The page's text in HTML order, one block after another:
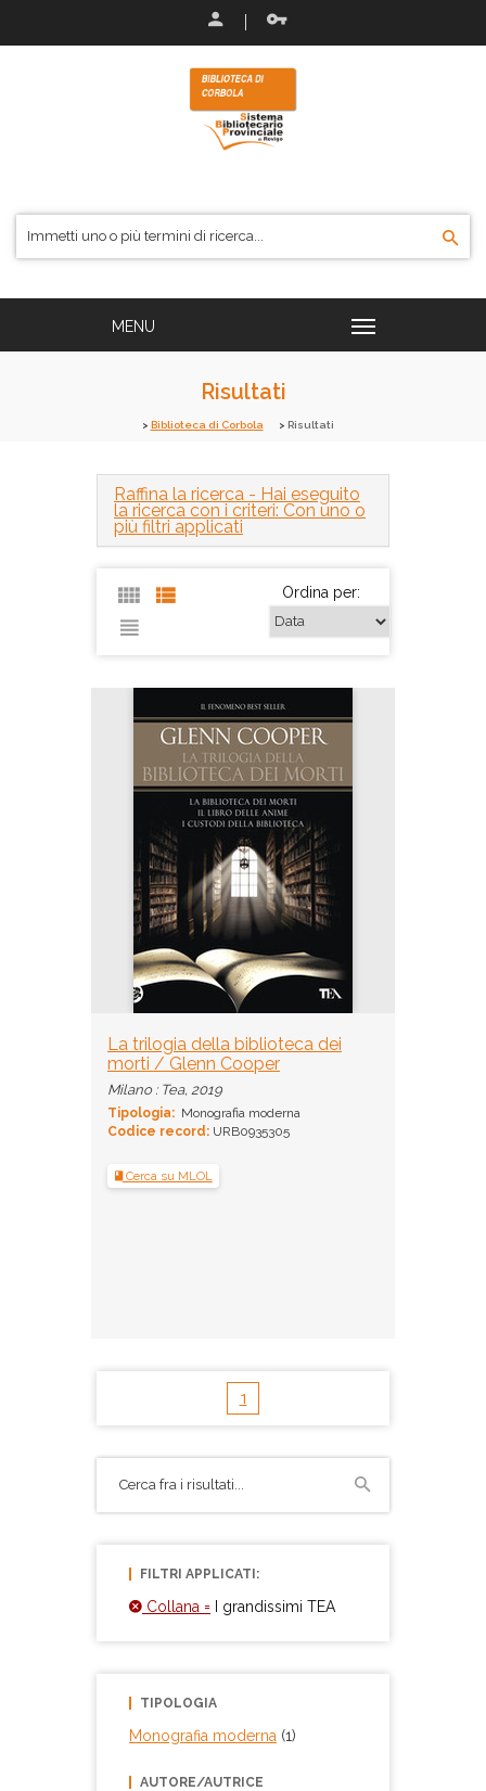
Risultati
Biblioteca di Corbola Risultati
Raffina la ricerca - Hai eseguito
la ricerca con i criteri: Con uno o
più filtri applicati
Ordina per:
La trilogia della biblioteca dei
morti / Glenn Cooper
Milano : Tea, 2019
Tipologia: Monografia moderna
Codice record: URB0935305
Cerca su MLOL
1
FILTRI APPLICATI:
Collana = I grandissimi TEA
TIPOLOGIA
Monografia moderna (1)
AUTORE/AUTRICE